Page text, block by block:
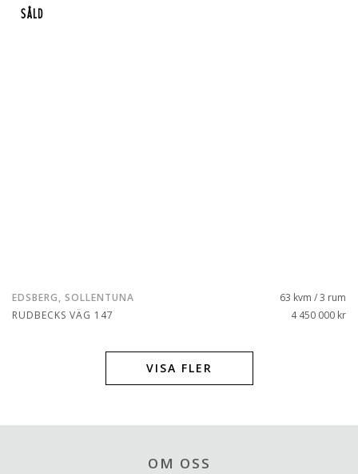
SÅLD
EDSBERG, SOLLENTUNA
RUDBECKS VÄG 147
63 kvm / 3 rum
4 450 000 kr
VISA FLER
OM OSS